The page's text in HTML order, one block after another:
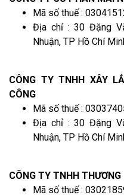
Mã số thuế :
Địa chỉ : 30 Đặng
Nhuận, TP Hồ Chí
CÔNG TY TNHH XÂY
CÔNG
Mã số thuế :
Địa chỉ : 30 Đặng
Nhuận, TP Hồ Chí
CÔNG TY TNHH
Mã số thuế :